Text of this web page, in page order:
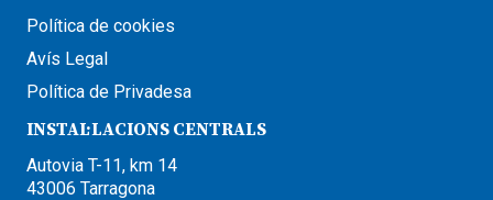
Política de cookies
Avís Legal
Política de Privadesa
INSTAL·LACIONS CENTRALS
Autovia T-11, km 14
43006 Tarragona